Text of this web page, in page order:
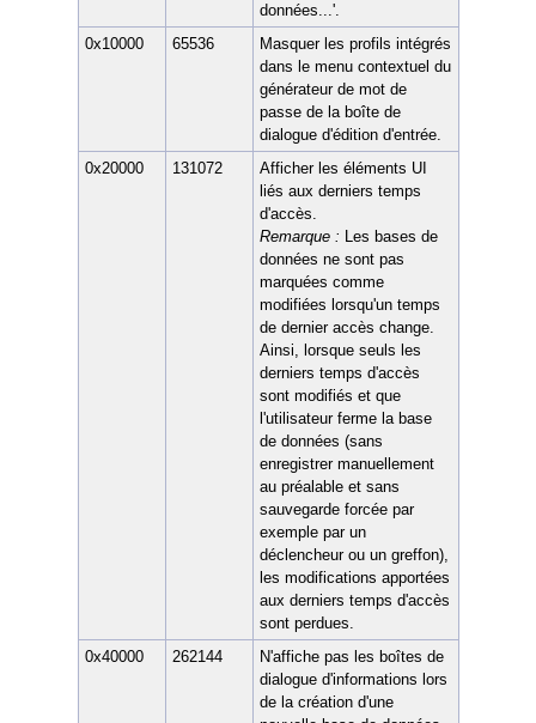
données...'.
0x10000
65536
Masquer les profils intégrés
dans le menu contextuel du
générateur de mot de
passe de la boîte de
dialogue d'édition d'entrée.
0x20000
131072
Afficher les éléments UI
liés aux derniers temps
d'accès.
Remarque : Les bases de
données ne sont pas
marquées comme
modifiées lorsqu'un temps
de dernier accès change.
Ainsi, lorsque seuls les
derniers temps d'accès
sont modifiés et que
l'utilisateur ferme la base
de données (sans
enregistrer manuellement
au préalable et sans
sauvegarde forcée par
exemple par un
déclencheur ou un greffon),
les modifications apportées
aux derniers temps d'accès
sont perdues.
0x40000
262144
N'affiche pas les boîtes de
dialogue d'informations lors
de la création d'une